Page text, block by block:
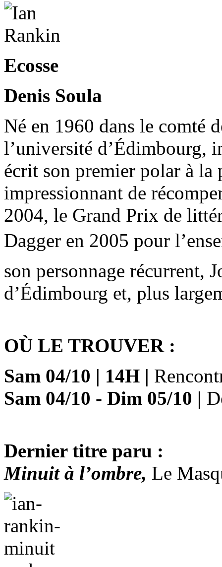
Ecosse
Denis Soula
Né en 1960 dans le comté
l’université d’Édimbourg,
écrit son premier polar à la
impressionnant de
2004, le Grand Prix de
Dagger en 2005 pour
son personnage récurrent,
d’Édimbourg et, plus
OÙ LE TROUVER :
Sam 04/10 | 14H |
Sam 04/10 - Dim 05/10 |
Dernier titre paru :
Minuit à l’ombre, Le